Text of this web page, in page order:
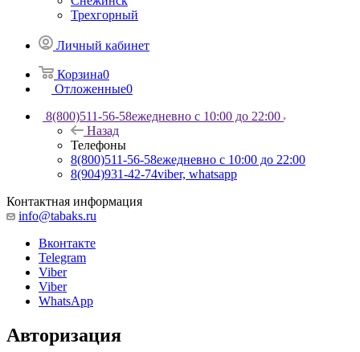
Трехгорный
Личный кабинет
Корзина0
Отложенные0
8(800)511-56-58ежедневно с 10:00 до 22:00
Назад
Телефоны
8(800)511-56-58ежедневно с 10:00 до 22:00
8(904)931-42-74viber, whatsapp
Контактная информация
info@tabaks.ru
Вконтакте
Telegram
Viber
Viber
WhatsApp
Авторизация